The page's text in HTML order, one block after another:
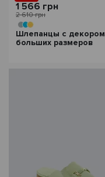
1 566 грн
2 610 грн
Шлепанцы с декором
больших размеров